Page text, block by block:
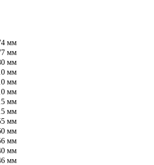
мм
мм
мм
мм
мм
мм
мм
мм
мм
мм
мм
мм
мм